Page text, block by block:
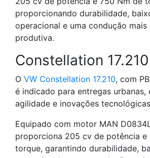
proporcionando durabilidade,
operacional e uma condução
produtiva.
Constellation
O VW Constellation 17.210, com
é indicado para entregas urbanas,
agilidade e inovações
Equipado com motor MAN
proporciona 205 cv de potência e
torque, garantindo durabilidade,